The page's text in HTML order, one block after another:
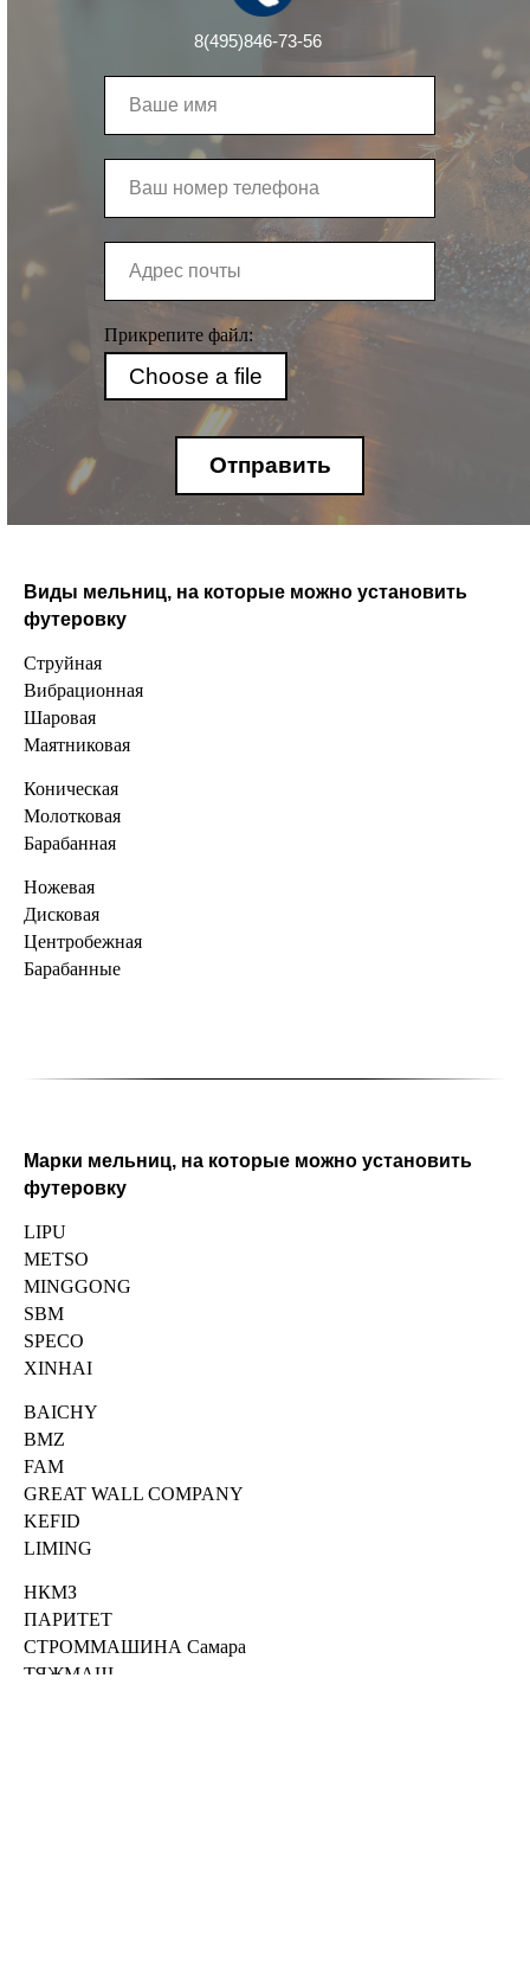
Прикрепите файл:
Choose a file
Отправить
8(495)846-73-56
Виды мельниц, на которые можно установить
футеровку
Струйная
Вибрационная
Шаровая
Маятниковая
Коническая
Молотковая
Барабанная
Ножевая
Дисковая
Центробежная
Барабанные
Марки мельниц, на которые можно установить
футеровку
LIPU
METSO
MINGGONG
SBM
SPECO
XINHAI
BAICHY
BMZ
FAM
GREAT WALL COMPANY
KEFID
LIMING
НКМЗ
ПАРИТЕТ
СТРОММАШИНА Самара
ТЯЖМАШ